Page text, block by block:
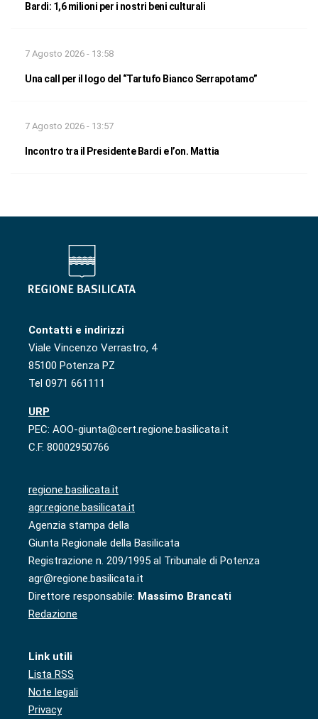
Bardi: 1,6 milioni per i nostri beni culturali
7 Agosto 2026 - 13:58
Una call per il logo del “Tartufo Bianco Serrapotamo”
7 Agosto 2026 - 13:57
Incontro tra il Presidente Bardi e l’on. Mattia
Contatti e indirizzi
Viale Vincenzo Verrastro, 4
85100 Potenza PZ
Tel 0971 661111
URP
PEC: AOO-giunta@cert.regione.basilicata.it
C.F. 80002950766
regione.basilicata.it
agr.regione.basilicata.it
Agenzia stampa della
Giunta Regionale della Basilicata
Registrazione n. 209/1995 al Tribunale di Potenza
agr@regione.basilicata.it
Direttore responsabile: Massimo Brancati
Redazione
Link utili
Lista RSS
Note legali
Privacy